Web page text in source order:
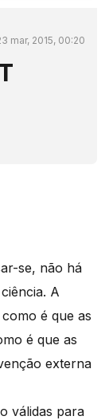
mar, 2015, 00:20
se, não há
A
é que as
é que as
externa
válidas para